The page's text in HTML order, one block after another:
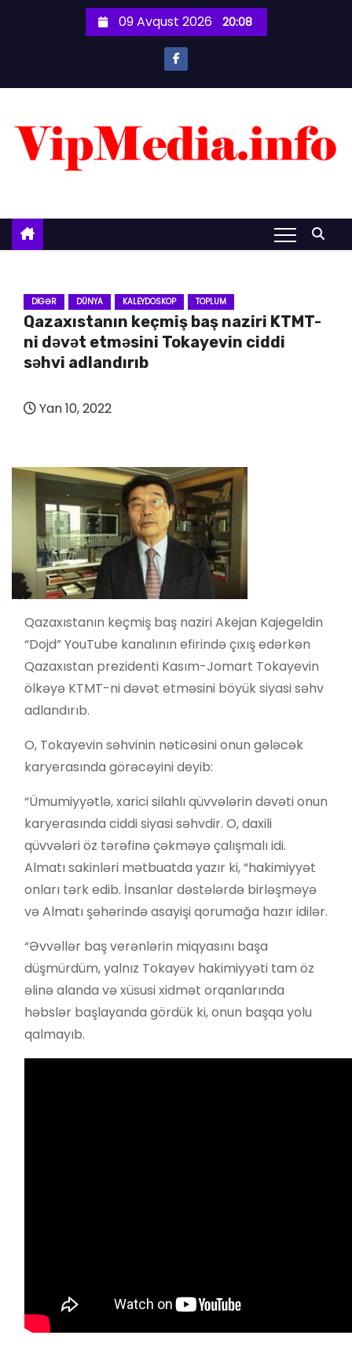
n
09 Avqust 2026 20:08
DIGƏR DÜNYA KALEYDOSKOP TOPLUM
Qazaxıstanın keçmiş baş naziri KTMT-
ni dəvət etməsini Tokayevin ciddi
səhvi adlandırıb
Yan 10, 2022
Qazaxıstanın keçmiş baş naziri Akejan Kajegeldin
“Dojd” YouTube kanalının efirində çıxış edərkən
Qazaxıstan prezidenti Kasım-Jomart Tokayevin
ölkəyə KTMT-ni dəvət etməsini böyük siyasi səhv
adlandırıb.
O, Tokayevin səhvinin nəticəsini onun gələcək
karyerasında görəcəyini deyib:
“Ümumiyyətlə, xarici silahlı qüvvələrin dəvəti onun
karyerasında ciddi siyasi səhvdir. O, daxili
qüvvələri öz tərəfinə çəkməyə çalışmalı idi.
Almatı sakinləri mətbuatda yazır ki, “hakimiyyət
onları tərk edib. İnsanlar dəstələrdə birləşməyə
və Almatı şəhərində asayişi qorumağa hazır idilər.
“Əvvəllər baş verənlərin miqyasını başa
düşmürdüm, yalnız Tokayev hakimiyyəti tam öz
əlinə alanda və xüsusi xidmət orqanlarında
həbslər başlayanda gördük ki, onun başqa yolu
qalmayıb.